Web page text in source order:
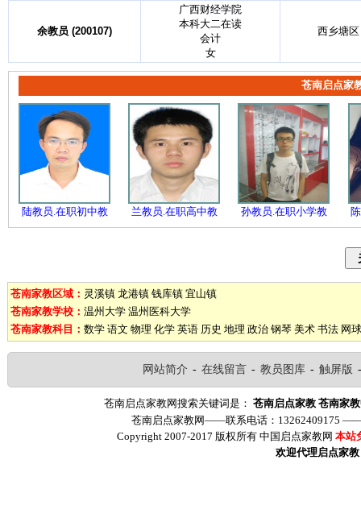
余教员 (200107)
广西财经学院
本科大二在读
会计
女
西乡塘区
苍南启点家
陆教员.在职初中教 兰教员.在职高中教 孙教员.在职小学教
苍南家教区域： 灵溪镇 龙港镇 钱库镇 宜山镇
苍南家教学校： 温州大学 温州医科大学
苍南家教科目： 数学 语文 物理 化学 英语 历史 地理 政治 钢琴 美术 书法 网球
网站简介 - 在线留言 - 教员图库 - 触屏版
苍南启点家教网搜索关键词是： 苍南启点家教 苍南家
苍南启点家教网——联系电话：13262409175
Copyright 2007-2017 版权所有 中国启点家教网 本站
欢迎代理启点家